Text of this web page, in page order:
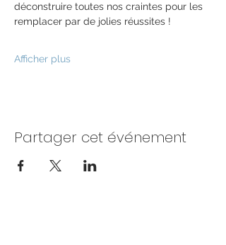
déconstruire toutes nos craintes pour les
remplacer par de jolies réussites !
Afficher plus
Partager cet événement